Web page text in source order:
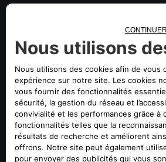
concentration, l'équipe s'est
Aux commandes, le CEO d'Alfa
Imparato et le Team Principal d'Alfa
ORLEN, Frédéric Vasseur, entourés
management et de communication,
nouveaux pilotes Valtteri Bottas et
cette saison, à bord de la nouvelle
transmettront sur la piste toute la
effectué par l'équipe. La saison 2022
passionnants et sera marquée par un